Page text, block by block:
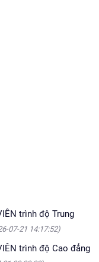
trình độ Trung
07-21 14:17:52)
trình độ Cao đẳng